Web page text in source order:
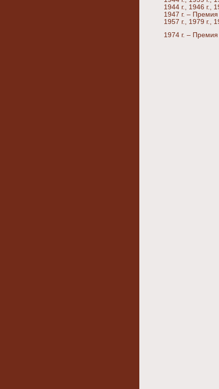
1944 г., 1946 г.,
1947 г. –
1957 г., 1979 г.,
1974 г. –